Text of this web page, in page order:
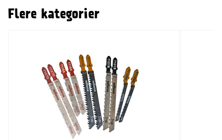
Flere kategorier